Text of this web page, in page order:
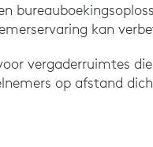
kan
vergaderruimtes
op afstand